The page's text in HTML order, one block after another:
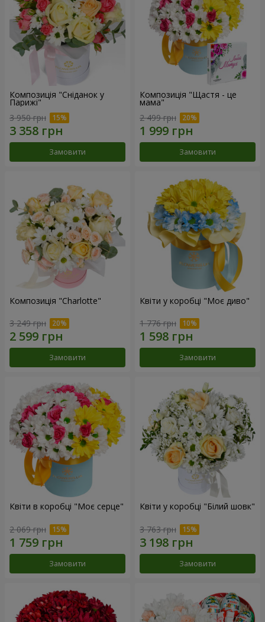
Композиція "Сніданок у
Парижі"
3 950 грн
Замовити
Композиція "Щастя - це
мама"
2 499 грн
Замовити
Композиція "Charlotte"
3 249 грн
Замовити
Квіти у коробці "Моє диво"
1 776 грн
Замовити
Квіти в коробці "Моє серце"
2 069 грн
Замовити
Квіти у коробці "Білий шовк"
3 763 грн
Замовити